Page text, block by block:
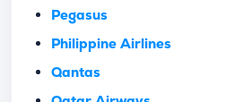
Pegasus
Philippine Airlines
Qantas